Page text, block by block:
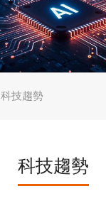
科技趨勢
科技趨勢